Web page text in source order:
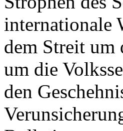
internationale
dem Streit um
um die
den